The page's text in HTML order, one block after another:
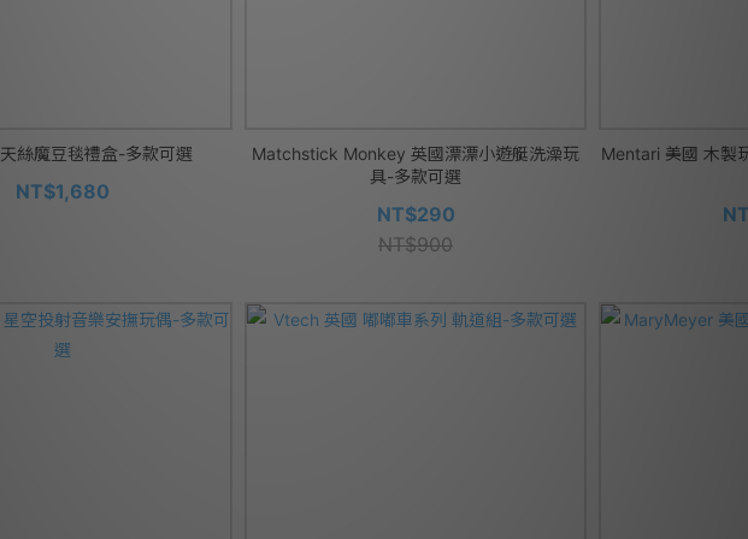
絲魔豆毯禮盒-多款可選
NT$1,680
Matchstick Monkey 英國漂漂小遊艇洗澡玩
具-多款可選
NT$290
NT$900
Mentari 美國 木製